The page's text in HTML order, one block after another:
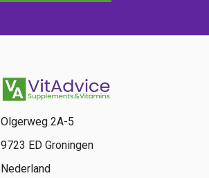
Olgerweg 2A-5
9723 ED Groningen
Nederland